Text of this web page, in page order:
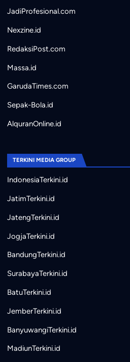
JadiProfesional.com
Nexzine.id
RedaksiPost.com
Massa.id
GarudaTimes.com
Sepak-Bola.id
AlquranOnline.id
TERKINI MEDIA GROUP
IndonesiaTerkini.id
JatimTerkini.id
JatengTerkini.id
JogjaTerkini.id
BandungTerkini.id
SurabayaTerkini.id
BatuTerkini.id
JemberTerkini.id
BanyuwangiTerkini.id
MadiunTerkini.id